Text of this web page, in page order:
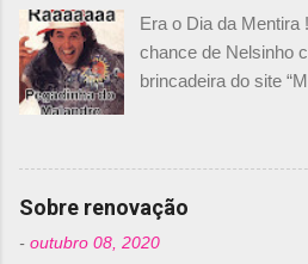
Era o Dia da Mentira
chance de Nelsinho
brincadeira do site
de abril –,
comprado 15% das
com isso, um lugar
foi esclarecida de
Daniele Audetto,
Sobre renovação
- outubro 08, 2020